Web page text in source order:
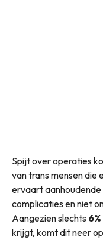
Spijt over operaties
van trans mensen die
ervaart
complicaties en niet
Aangezien slechts 6%
krijgt, komt dit neer